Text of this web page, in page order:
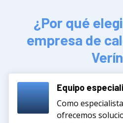
compromiso!
¿Por qué
empresa de
Equipo
Como
ofrecemos